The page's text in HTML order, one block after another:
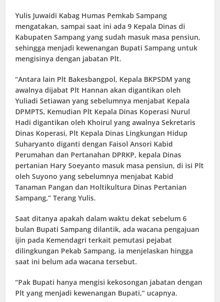
Yulis Juwaidi Kabag Humas Pemkab Sampang
mengatakan, sampai saat ini ada 9 Kepala Dinas di
Kabupaten Sampang yang sudah masuk masa pensiun,
sehingga menjadi kewenangan Bupati Sampang untuk
mengisinya dengan jabatan Plt.
“Antara lain Plt Bakesbangpol, Kepala BKPSDM yang
awalnya dijabat Plt Hannan akan digantikan oleh
Yuliadi Setiawan yang sebelumnya menjabat Kepala
DPMPTS, Kemudian Plt Kepala Dinas Koperasi Nurul
Hadi digantikan oleh Khoirul yang awalnya Sekretaris
Dinas Koperasi, Plt Kepala Dinas Lingkungan Hidup
Suharyanto diganti dengan Faisol Ansori Kabid
Perumahan dan Pertanahan DPRKP, kepala Dinas
pertanian Hary Soeyanto masuk masa pensiun, di isi Plt
oleh Suyono yang sebelumnya menjabat Kabid
Tanaman Pangan dan Holtikultura Dinas Pertanian
Sampang,” Terang Yulis.
Saat ditanya apakah dalam waktu dekat sebelum 6
bulan Bupati Sampang dilantik, ada wacana pengajuan
ijin pada Kemendagri terkait pemutasi pejabat
dilingkungan Pekab Sampang, ia menjelaskan hingga
saat ini belum ada wacana tersebut.
“Pak Bupati hanya mengisi kekosongan jabatan dengan
Plt yang menjadi kewenangan Bupati,” ucapnya.